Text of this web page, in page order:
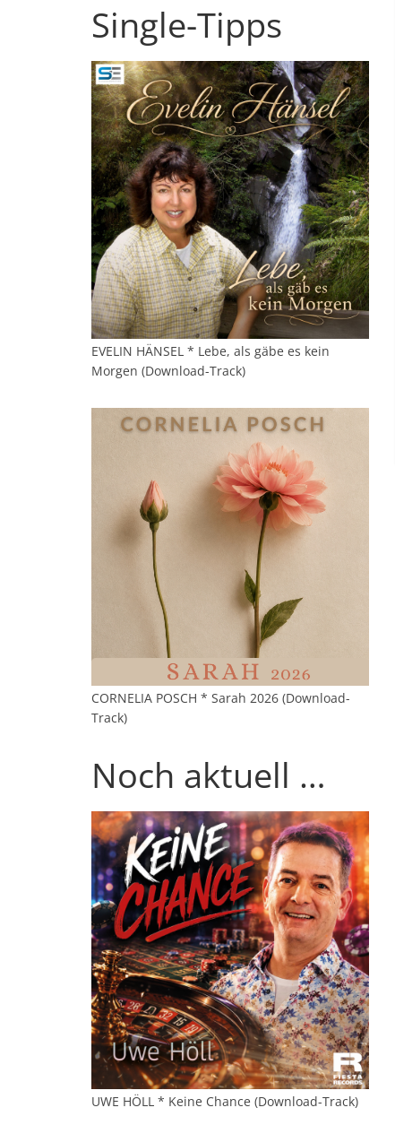
Single-Tipps
EVELIN HÄNSEL * Lebe, als gäbe es kein
Morgen (Download-Track)
CORNELIA POSCH * Sarah 2026 (Download-
Track)
Noch aktuell …
UWE HÖLL * Keine Chance (Download-Track)